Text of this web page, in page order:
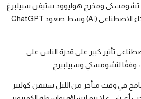
تشومسكي ومخرج هوليوود ستيفن سبيلبرغ
عن شكوكهما بشأن الذكاء الاصطناعي (AI) وسط صعود ChatGPT
تأثير كبير على قدرة الناس على
، وفقًا لتشومسكي وسبيلبيرج.
في وقت متأخر من الليل ستيفن كولبير